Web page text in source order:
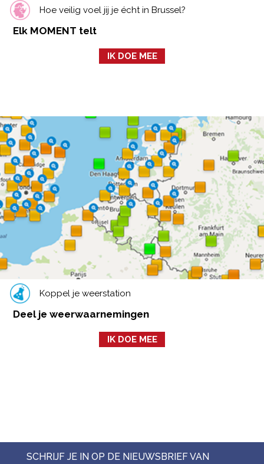
Hoe veilig voel jij je écht in Brussel?
Elk MOMENT telt
IK DOE MEE
Koppel je weerstation
Deel je weerwaarnemingen
IK DOE MEE
SCHRIJF JE IN OP DE NIEUWSBRIEF VAN